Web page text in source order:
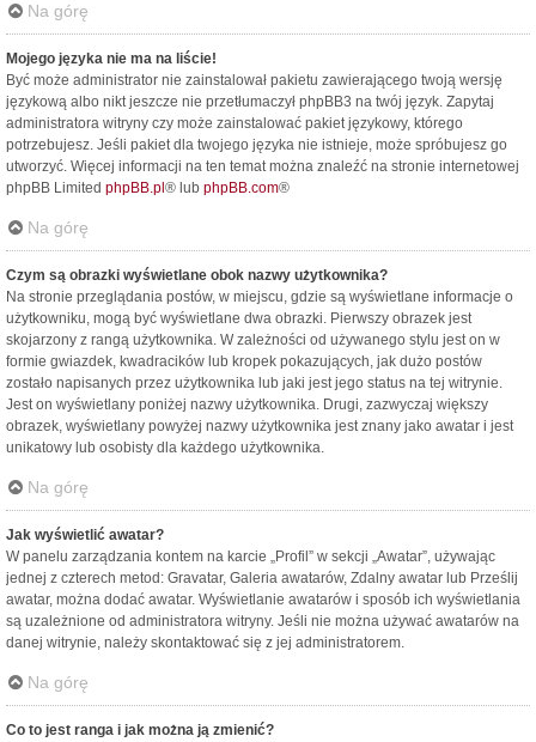
Na górę
Mojego języka nie ma na liście!
Być może administrator nie zainstalował pakietu zawierającego twoją wersję
językową albo nikt jeszcze nie przetłumaczył phpBB3 na twój język. Zapytaj
administratora witryny czy może zainstalować pakiet językowy, którego
potrzebujesz. Jeśli pakiet dla twojego języka nie istnieje, może spróbujesz go
utworzyć. Więcej informacji na ten temat można znaleźć na stronie internetowej
phpBB Limited phpBB.pl ® lub phpBB.com®
Na górę
Czym są obrazki wyświetlane obok nazwy użytkownika?
Na stronie przeglądania postów, w miejscu, gdzie są wyświetlane informacje o
użytkowniku, mogą być wyświetlane dwa obrazki. Pierwszy obrazek jest
skojarzony z rangą użytkownika. W zależności od używanego stylu jest on w
formie gwiazdek, kwadracików lub kropek pokazujących, jak dużo postów
zostało napisanych przez użytkownika lub jaki jest jego status na tej witrynie.
Jest on wyświetlany poniżej nazwy użytkownika. Drugi, zazwyczaj większy
obrazek, wyświetlany powyżej nazwy użytkownika jest znany jako awatar i jest
unikatowy lub osobisty dla każdego użytkownika.
Na górę
Jak wyświetlić awatar?
W panelu zarządzania kontem na karcie „Profil” w sekcji „Awatar”, używając
jednej z czterech metod: Gravatar, Galeria awatarów, Zdalny awatar lub Prześlij
awatar, można dodać awatar. Wyświetlanie awatarów i sposób ich wyświetlania
są uzależnione od administratora witryny. Jeśli nie można używać awatarów na
danej witrynie, należy skontaktować się z jej administratorem.
Na górę
Co to jest ranga i jak można ją zmienić?